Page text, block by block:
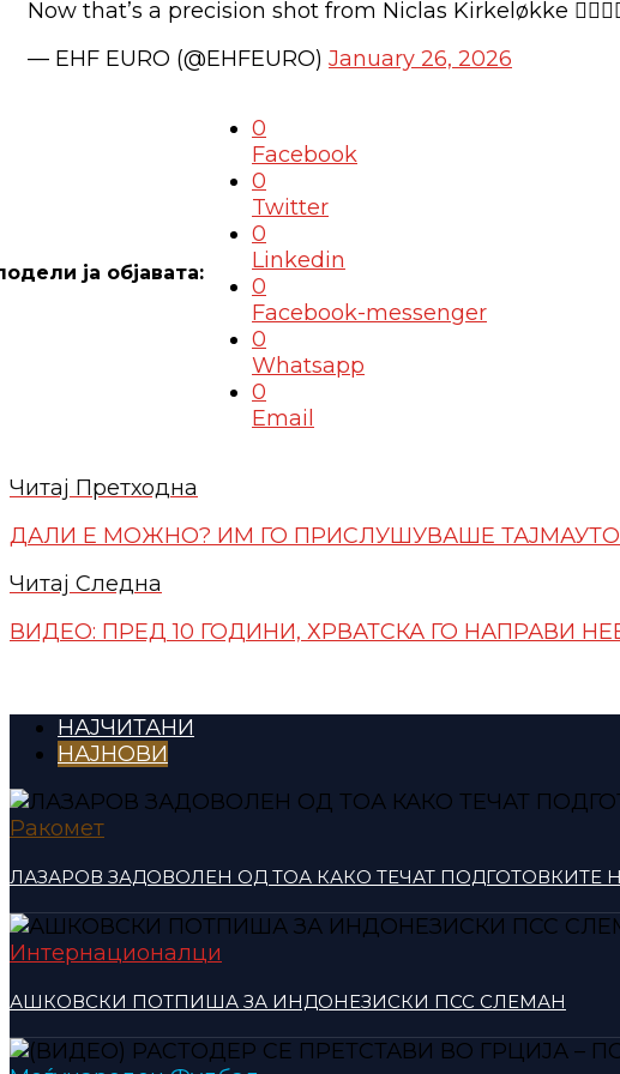
Now that’s a precision shot from Niclas Kirkeløkke
— EHF EURO (@EHFEURO) January 26, 2026
0
Facebook
0
Twitter
0
Linkedin
0
Facebook-messenger
0
Whatsapp
0
Email
Читај Претходна
ДАЛИ Е МОЖНО? ИМ ГО ПРИСЛУШУВАШЕ
Читај Следна
ВИДЕО: ПРЕД 10 ГОДИНИ, ХРВАТСКА ГО
НАЈЧИТАНИ
НАЈНОВИ
Ракомет
ЛАЗАРОВ ЗАДОВОЛЕН ОД ТОА КАКО ТЕЧАТ ПОДГОТОВКИТЕ
Интернационалци
АШКОВСКИ ПОТПИША ЗА ИНДОНЕЗИСКИ ПСС СЛЕМАН